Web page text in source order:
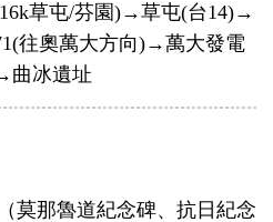
草屯/芬園)→草屯(台14)→
往奧萬大方向)→萬大發電
冰遺址
莫那魯道紀念碑、抗日紀念